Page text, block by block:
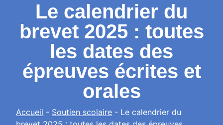
Le calendrier du
brevet 2025 : toutes
les dates des
épreuves écrites et
orales
Accueil - Soutien scolaire - Le calendrier du